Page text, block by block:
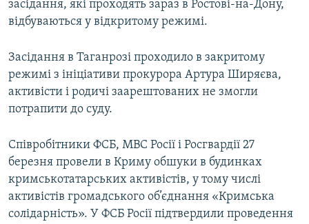
засідання, які проходять зараз в Ростові-на-Дону,
відбуваються у відкритому режимі.
Засідання в Таганрозі проходило в закритому
режимі з ініціативи прокурора Артура Ширяєва,
активісти і родичі заарештованих не змогли
потрапити до суду.
Співробітники ФСБ, МВС Росії і Росгвардії 27
березня провели в Криму обшуки в будинках
кримськотатарських активістів, у тому числі
активістів громадського об’єднання «Кримська
солідарність». У ФСБ Росії підтвердили проведення